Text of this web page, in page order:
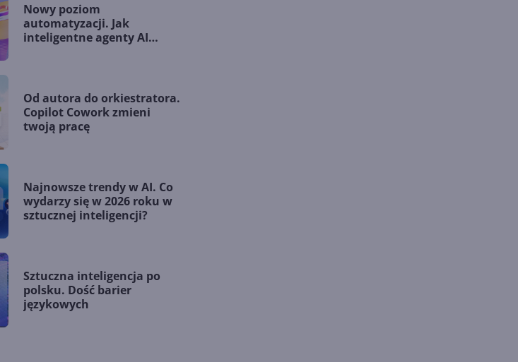
Nowy poziom
automatyzacji. Jak
inteligentne agenty AI
Od autora do orkiestratora.
Copilot Cowork zmieni
twoją pracę
Najnowsze trendy w AI. Co
wydarzy się w 2026 roku w
sztucznej inteligencji?
Sztuczna inteligencja po
polsku. Dość barier
językowych